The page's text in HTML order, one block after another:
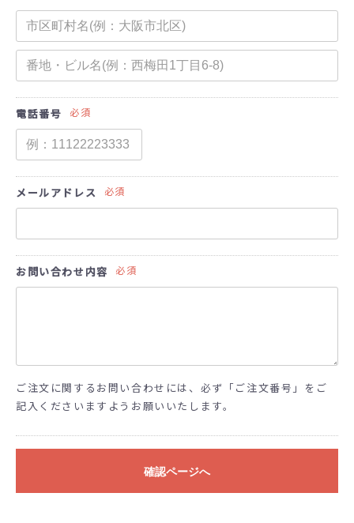
電話番号 必須
メールアドレス 必須
お問い合わせ内容 必須
ご注文に関するお問い合わせには、必ず「ご注文番号」をご
記入くださいますようお願いいたします。
確認ページへ